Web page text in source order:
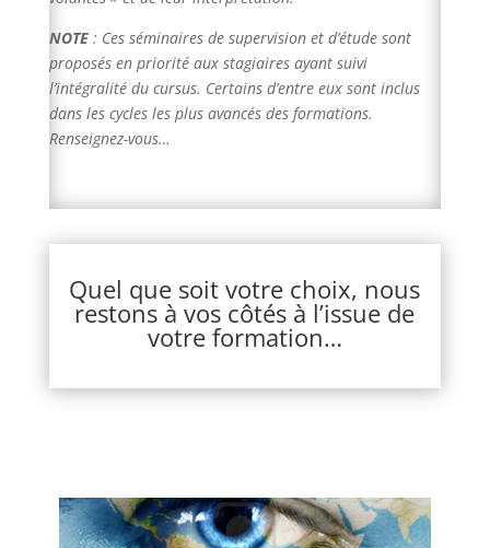
NOTE : Ces séminaires de supervision et d’étude sont
proposés en priorité aux stagiaires ayant suivi
l’intégralité du cursus. Certains d’entre eux sont inclus
dans les cycles les plus avancés des formations.
Renseignez-vous…
Quel que soit votre choix, nous
restons à vos côtés à l’issue de
votre formation…